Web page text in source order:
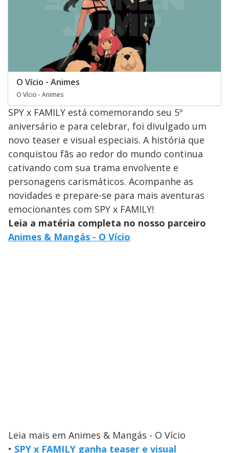
O Vício - Animes
O Vício - Animes
SPY x FAMILY está comemorando seu 5º
aniversário e para celebrar, foi divulgado um
novo teaser e visual especiais. A história que
conquistou fãs ao redor do mundo continua
cativando com sua trama envolvente e
personagens carismáticos. Acompanhe as
novidades e prepare-se para mais aventuras
emocionantes com SPY x FAMILY!
Leia a matéria completa no nosso parceiro
Animes & Mangás - O Vício
Leia mais em Animes & Mangás - O Vício
• SPY x FAMILY ganha teaser e visual